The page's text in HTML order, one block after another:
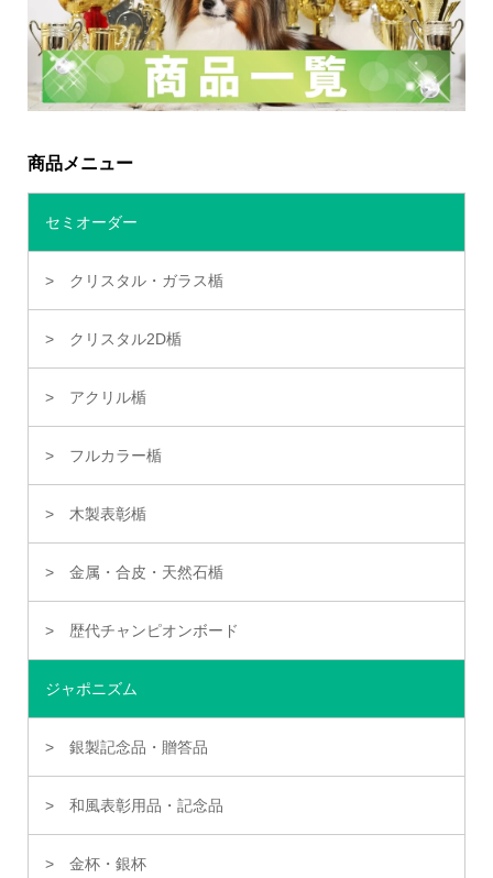
商品メニュー
セミオーダー
クリスタル・ガラス楯
クリスタル2D楯
アクリル楯
フルカラー楯
木製表彰楯
金属・合皮・天然石楯
歴代チャンピオンボード
ジャポニズム
銀製記念品・贈答品
和風表彰用品・記念品
金杯・銀杯